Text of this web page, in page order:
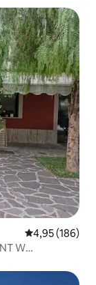
Średnia
4,95 (186)